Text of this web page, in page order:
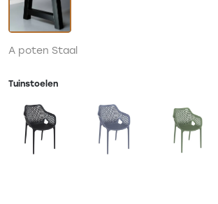
A poten Staal
Tuinstoelen